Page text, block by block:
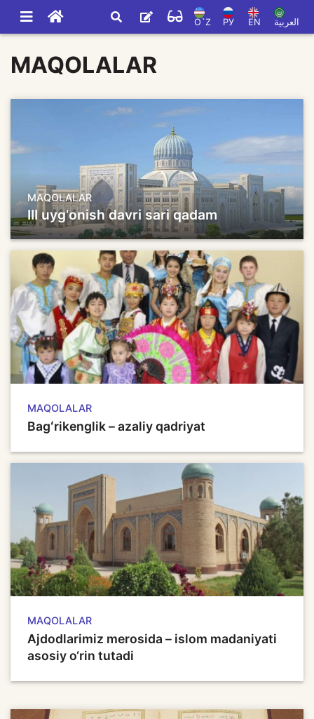
O`Z РУ EN العربية
MAQOLALAR
MAQOLALAR
III uyg‘onish davri sari qadam
MAQOLALAR
Bagʻrikenglik – azaliy qadriyat
MAQOLALAR
Ajdodlarimiz merosida – islom madaniyati
asosiy o‘rin tutadi